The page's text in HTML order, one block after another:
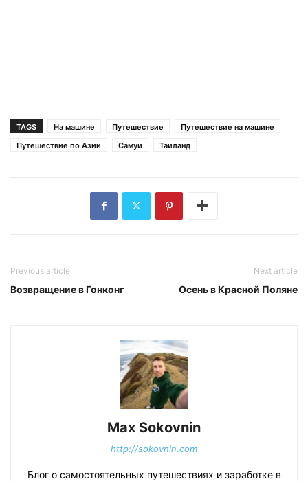
TAGS На машине Путешествие
Путешествие на машине
Путешествие по Азии
Самуи Таиланд
Previous article
Возвращение в Гонконг
Next article
Осень в Красной Поляне
Max Sokovnin
http://sokovnin.com
Блог о самостоятельных путешествиях и заработке в